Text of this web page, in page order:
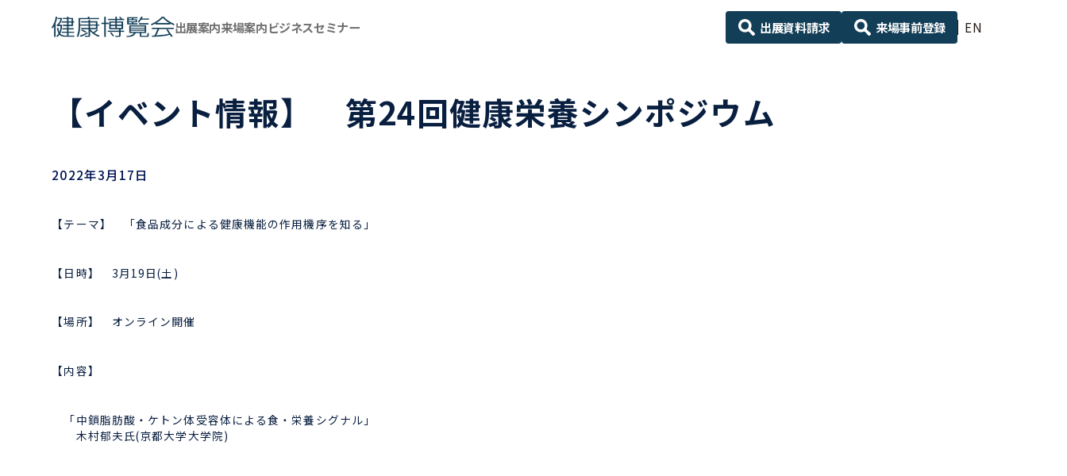
EN
出展案内来場案内ビジネスセミナー 出展資料請求 来場事前登録
【イベント情報】 第24回健康栄養シンポジウム
2022年3月17日
【テーマ】 「食品成分による健康機能の作用機序を知る」
【日時】 3月19日(土)
【場所】 オンライン開催
【内容】
「中鎖脂肪酸・ケトン体受容体による食・栄養シグナル」
木村郁夫氏(京都大学大学院)